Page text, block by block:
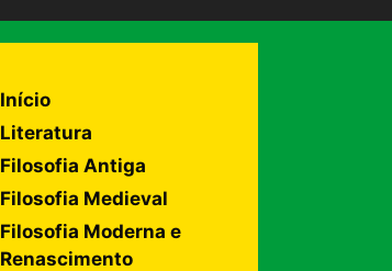
Início
Literatura
Filosofia Antiga
Filosofia Medieval
Filosofia Moderna e
Renascimento